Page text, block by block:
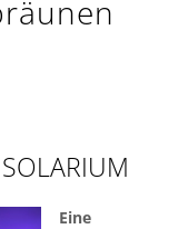
Eine